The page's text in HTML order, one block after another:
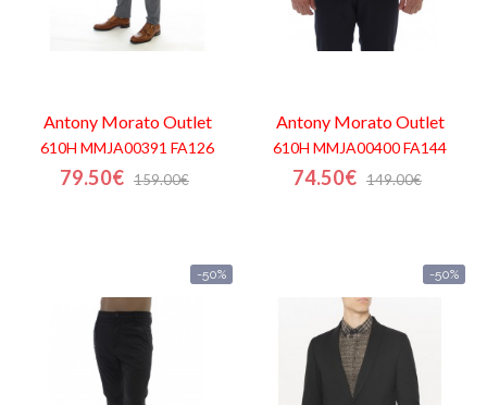
Antony MoratoOutlet
610H MMJA00391 FA126
79.50€ 159.00€
Antony MoratoOutlet
610H MMJA00400 FA144
74.50€ 149.00€
-50% -50%